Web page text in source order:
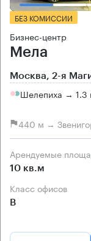
БЕЗ КОМИССИИ
Бизнес-центр
Мела
Москва, 2-я
Шелепиха → 1.3
440 м →
Арендуемые
10 кв.м
Класс офисов
B